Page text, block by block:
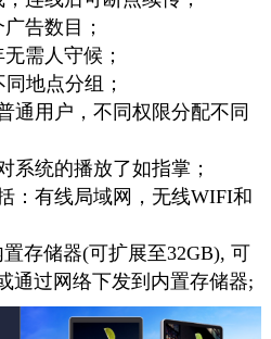
告数目；
需人守候；
地点分组；
通用户，不同权限分配不同
系统的播放了如指掌；
：有线局域网，无线WIFI和
存储器(可扩展至32GB), 可
通过网络下发到内置存储器;